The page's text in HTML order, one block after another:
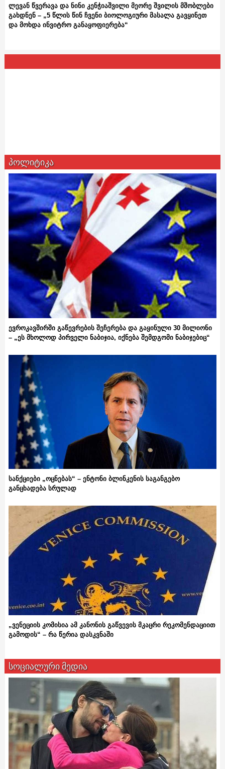
ლევან წვერავა და ნინი კენჭიაშვილი მეორე შვილის მშობლები
გახდნენ – „5 წლის წინ ჩვენი ბიოლოგიური მასალა გავყინეთ
და მოხდა ინვიტრო განაყოფიერება“
პოლიტიკა
ევროკავშირში გაწევრების შეჩერება და გაყინული 30 მილიონი
– „ეს მხოლოდ პირველი ნაბიჯია, იქნება შემდგომი ნაბიჯებიც“
სანქციები „ოცნებას“ – ენტონი ბლინკენის საგანგებო
განცხადება სრულად
„ვენეციის კომისია ამ კანონის გაწვევის მკაცრი რეკომენდაციით
გამოდის“ – რა წერია დასკვნაში
სოციალური მედია